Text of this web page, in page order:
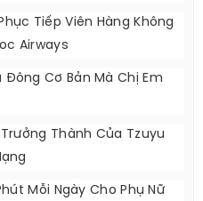
Tiếp Viên Hàng Không
Airways
Đông Cơ Bản Mà Chị Em
Thành Của Tzuyu
Mỗi Ngày Cho Phụ Nữ